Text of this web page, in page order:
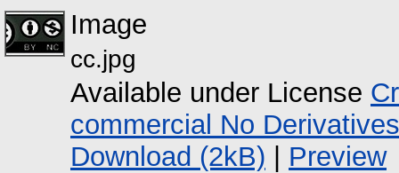
Image
cc.jpg
Available under License
commercial No Derivatives
Download (2kB) | Preview